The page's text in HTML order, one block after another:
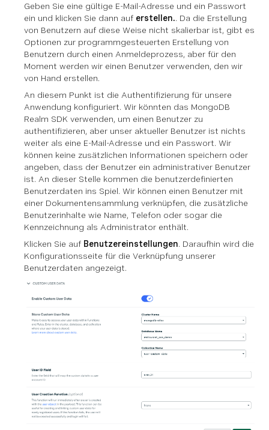
Geben Sie eine gültige E-Mail-Adresse und ein Passwort
ein und klicken Sie dann auf erstellen.. Da die Erstellung
von Benutzern auf diese Weise nicht skalierbar ist, gibt es
Optionen zur programmgesteuerten Erstellung von
Benutzern durch einen Anmeldeprozess, aber für den
Moment werden wir einen Benutzer verwenden, den wir
von Hand erstellen.
An diesem Punkt ist die Authentifizierung für unsere
Anwendung konfiguriert. Wir könnten das MongoDB
Realm SDK verwenden, um einen Benutzer zu
authentifizieren, aber unser aktueller Benutzer ist nichts
weiter als eine E-Mail-Adresse und ein Passwort. Wir
können keine zusätzlichen Informationen speichern oder
angeben, dass der Benutzer ein administrativer Benutzer
ist. An dieser Stelle kommen die benutzerdefinierten
Benutzerdaten ins Spiel. Wir können einen Benutzer mit
einer Dokumentensammlung verknüpfen, die zusätzliche
Benutzerinhalte wie Name, Telefon oder sogar die
Kennzeichnung als Administrator enthält.
Klicken Sie auf Benutzereinstellungen. Daraufhin wird die
Konfigurationsseite für die Verknüpfung unserer
Benutzerdaten angezeigt.